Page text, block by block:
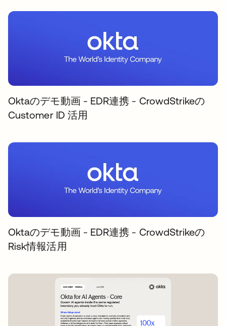
Oktaのデモ動画 - EDR連携 - CrowdStrikeの
Customer ID 活用
Oktaのデモ動画 - EDR連携 - CrowdStrikeの
Risk情報活用